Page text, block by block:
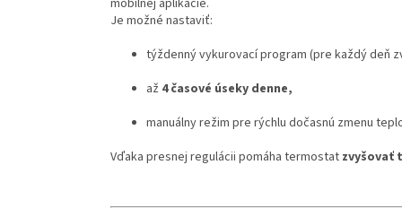
Je možné nastaviť:
týždenný vykurovací program (pre každý deň
až 4 časové úseky denne,
manuálny režim pre rýchlu dočasnú zmenu
Vďaka presnej regulácii pomáha termostat zvyšovať